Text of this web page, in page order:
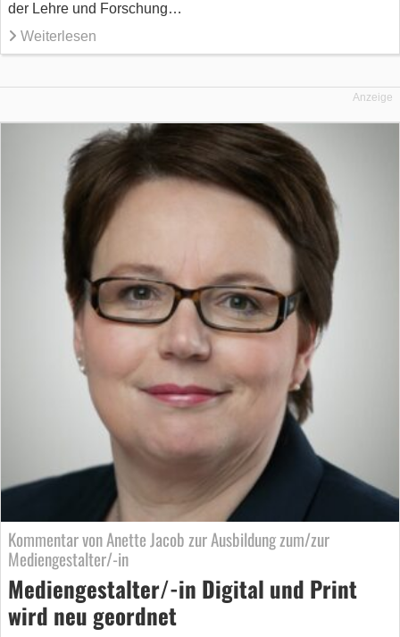
der Lehre und Forschung…
Weiterlesen
Anzeige
Kommentar von Anette Jacob zur Ausbildung zum/zur
Mediengestalter/-in
Mediengestalter/-in Digital und Print
wird neu geordnet